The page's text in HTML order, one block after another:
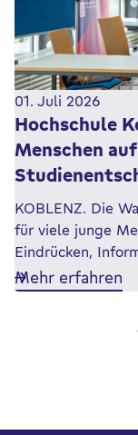
01. Juli 2026
Hochschule
Menschen
KOBLENZ. Die
für viele junge
Eindrücken,
Mehr erfahren